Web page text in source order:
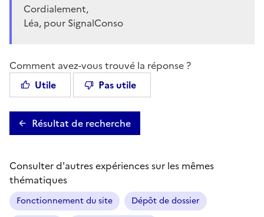
Cordialement,
Léa, pour SignalConso
Comment avez-vous trouvé la réponse ?
Utile
Pas utile
Résultat de recherche
Consulter d'autres expériences sur les mêmes
thématiques
Fonctionnement du site
Dépôt de dossier